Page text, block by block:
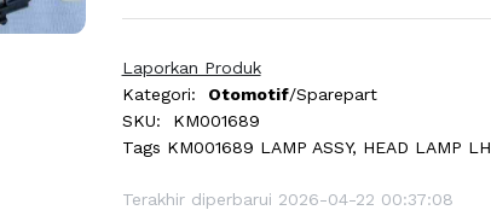
Laporkan Produk
Kategori:
Otomotif/Sparepart
SKU:
KM001689
Tags KM001689 LAMP ASSY, HEAD LAMP LH
Terakhir diperbarui 2026-04-22 00:37:08